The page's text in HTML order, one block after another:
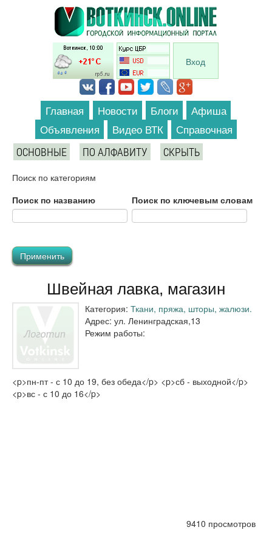
Перейти к основному содержанию
Вход
Главная Новости Блоги
Афиша
Объявления
Видео ВТК Справочная
ОСНОВНЫЕ ПО АЛФАВИТУ СКРЫТЬ
Поиск по категориям
Поиск по названию
Поиск по ключевым словам
Швейная лавка, магазин
Категория: Ткани, пряжа, шторы, жалюзи.
Адрес: ул. Ленинградская,13
Режим работы:
<p>пн-пт - с 10 до 19, без обеда</p> <p>сб - выходной</p>
<p>вс - с 10 до 16</p>
9410 просмотров